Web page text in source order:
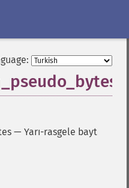
— Yarı-rasgele bayt